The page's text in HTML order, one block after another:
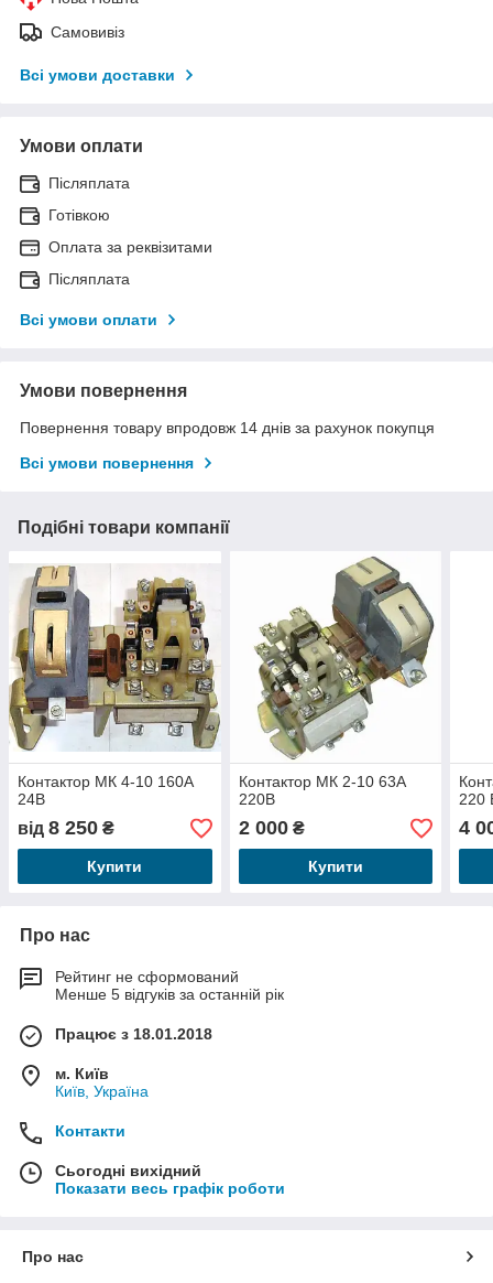
Самовивіз
Всі умови доставки
Умови оплати
Післяплата
Готівкою
Оплата за реквізитами
Післяплата
Всі умови оплати
Умови повернення
Повернення товару впродовж 14 днів за рахунок покупця
Всі умови повернення
Подібні товари компанії
Контактор МК 4-10 160А
24В
від 8 250 ₴
Купити
Контактор МК 2-10 63А
220В
2 000₴
Купити
220
4
Про нас
Рейтинг не сформований
Менше 5 відгуків за останній рік
Працює з 18.01.2018
м. Київ
Київ, Україна
Контакти
Сьогодні вихідний
Показати весь графік роботи
Про нас